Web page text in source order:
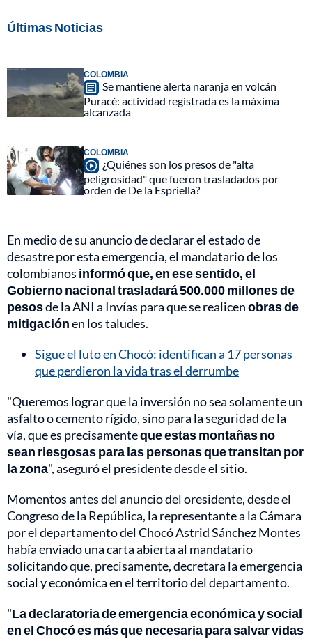
Últimas Noticias
COLOMBIA
Se mantiene alerta naranja en volcán
Puracé: actividad registrada es la máxima
alcanzada
COLOMBIA
¿Quiénes son los presos de "alta
peligrosidad" que fueron trasladados por
orden de De la Espriella?
En medio de su anuncio de declarar el estado de
desastre por esta emergencia, el mandatario de los
colombianos informó que, en ese sentido, el
Gobierno nacional trasladará 500.000 millones de
pesosde la ANI a Invías para que se realicenobras de
mitigaciónen los taludes.
Sigue el luto en Chocó: identifican a 17 personas
que perdieron la vida tras el derrumbe
"Queremos lograr que la inversión no sea solamente un
asfalto o cemento rígido, sino para la seguridad de la
vía, que es precisamenteque estas montañas no
sean riesgosas para las personas que transitan por
la zona", aseguró el presidente desde el sitio.
Momentos antes del anuncio del oresidente, desde el
Congreso de la República, la representante a la Cámara
por el departamento del Chocó Astrid Sánchez Montes
había enviado una carta abierta al mandatario
solicitando que, precisamente, decretara la emergencia
social y económica en el territorio del departamento.
"La declaratoria de emergencia económica y social
en el Chocó es más que necesaria para salvar vidas